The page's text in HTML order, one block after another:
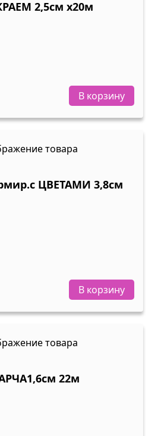
2,5см х20м
В корзину
ЦВЕТАМИ 3,8см
В корзину
22м